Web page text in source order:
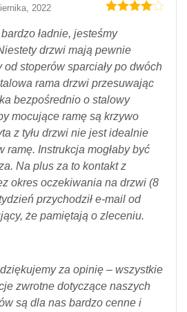
4na 5.
2022
ładnie, jesteśmy
drzwi mają pewnie
od stoperów sparciały po dwóch
rama drzwi przesuwając
bezpośrednio o stalowy
mocujące ramę są krzywo
z tyłu drzwi nie jest idealnie
ramę. Instrukcja mogłaby być
Na plus za to kontakt z
okres oczekiwania na drzwi (8
przychodził e-mail od
że pamiętają o zleceniu.
za opinię – wszystkie
zwrotne dotyczące naszych
są dla nas bardzo cenne i